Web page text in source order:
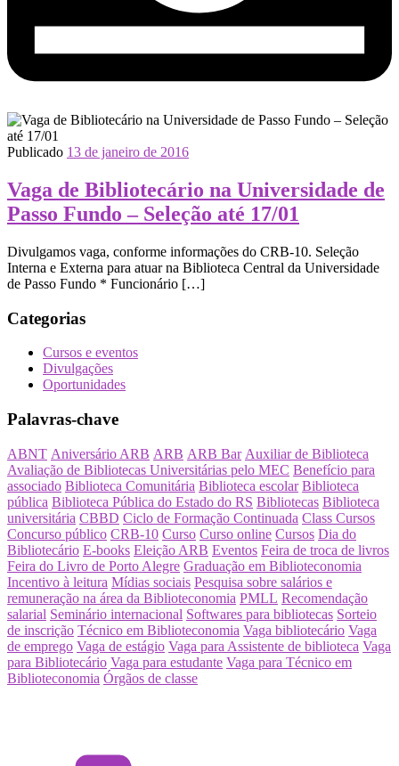
Publicado 13 de janeiro de 2016
Vaga de Bibliotecário na Universidade de
Passo Fundo – Seleção até 17/01
Divulgamos vaga, conforme informações do CRB-10. Seleção
Interna e Externa para atuar na Biblioteca Central da Universidade
de Passo Fundo * Funcionário […]
Categorias
Cursos e eventos
Divulgações
Oportunidades
Palavras-chave
ABNT Aniversário ARB ARB ARB Bar Auxiliar de Biblioteca
Avaliação de Bibliotecas Universitárias pelo MEC Benefício para
associado Biblioteca Comunitária Biblioteca escolar Biblioteca
pública Biblioteca Pública do Estado do RS Bibliotecas Biblioteca
universitária CBBD Ciclo de Formação Continuada Class Cursos
Concurso público CRB-10 Curso Curso online Cursos Dia do
Bibliotecário E-books Eleição ARB Eventos Feira de troca de livros
Feira do Livro de Porto Alegre Graduação em Biblioteconomia
Incentivo à leitura Mídias sociais Pesquisa sobre salários e
remuneração na área da Biblioteconomia PMLL Recomendação
salarial Seminário internacional Softwares para bibliotecas Sorteio
de inscrição Técnico em Biblioteconomia Vaga bibliotecário Vaga
de emprego Vaga de estágio Vaga para Assistente de biblioteca Vaga
para Bibliotecário Vaga para estudante Vaga para Técnico em
Biblioteconomia Órgãos de classe